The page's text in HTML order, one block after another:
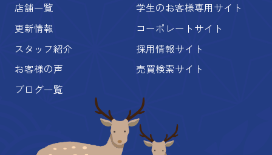
店舗一覧
更新情報
スタッフ紹介
お客様の声
ブログ一覧
学生のお客様専用サイト
コーポレートサイト
採用情報サイト
売買検索サイト